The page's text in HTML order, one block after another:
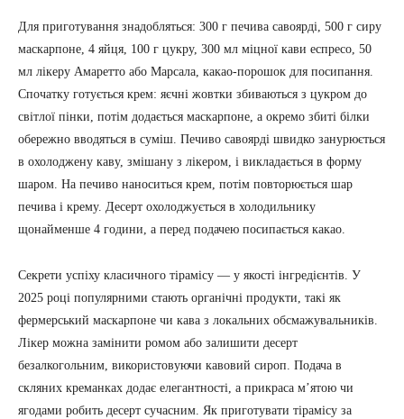
Для приготування знадобляться: 300 г печива савоярді, 500 г сиру
маскарпоне, 4 яйця, 100 г цукру, 300 мл міцної кави еспресо, 50
мл лікеру Амаретто або Марсала, какао-порошок для посипання.
Спочатку готується крем: яєчні жовтки збиваються з цукром до
світлої пінки, потім додається маскарпоне, а окремо збиті білки
обережно вводяться в суміш. Печиво савоярді швидко занурюється
в охолоджену каву, змішану з лікером, і викладається в форму
шаром. На печиво наноситься крем, потім повторюється шар
печива і крему. Десерт охолоджується в холодильнику
щонайменше 4 години, а перед подачею посипається какао.
Секрети успіху класичного тірамісу — у якості інгредієнтів. У
2025 році популярними стають органічні продукти, такі як
фермерський маскарпоне чи кава з локальних обсмажувальників.
Лікер можна замінити ромом або залишити десерт
безалкогольним, використовуючи кавовий сироп. Подача в
скляних креманках додає елегантності, а прикраса м’ятою чи
ягодами робить десерт сучасним. Як приготувати тірамісу за